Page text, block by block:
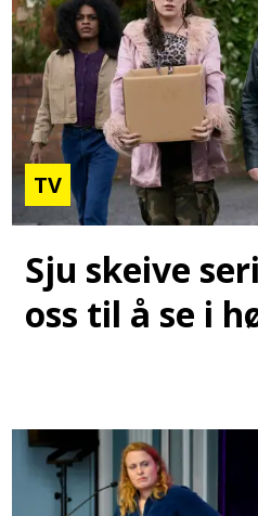
TV
Sju skeive
oss til å se i